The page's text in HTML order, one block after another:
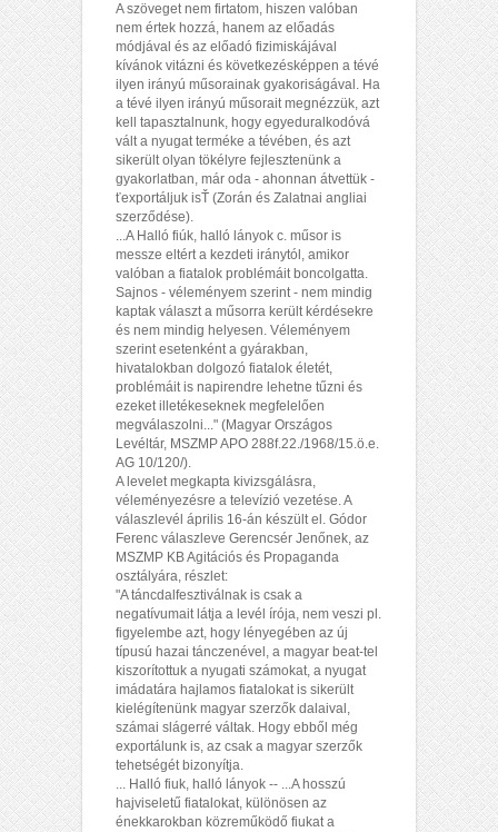
A szöveget nem firtatom, hiszen valóban
nem értek hozzá, hanem az előadás
módjával és az előadó fizimiskájával
kívánok vitázni és következésképpen a tévé
ilyen irányú műsorainak gyakoriságával. Ha
a tévé ilyen irányú műsorait megnézzük, azt
kell tapasztalnunk, hogy egyeduralkodóvá
vált a nyugat terméke a tévében, és azt
sikerült olyan tökélyre fejlesztenünk a
gyakorlatban, már oda - ahonnan átvettük -
ťexportáljuk isŤ (Zorán és Zalatnai angliai
szerződése).
...A Halló fiúk, halló lányok c. műsor is
messze eltért a kezdeti iránytól, amikor
valóban a fiatalok problémáit boncolgatta.
Sajnos - véleményem szerint - nem mindig
kaptak választ a műsorra került kérdésekre
és nem mindig helyesen. Véleményem
szerint esetenként a gyárakban,
hivatalokban dolgozó fiatalok életét,
problémáit is napirendre lehetne tűzni és
ezeket illetékeseknek megfelelően
megválaszolni..." (Magyar Országos
Levéltár, MSZMP APO 288f.22./1968/15.ö.e.
AG 10/120/).
A levelet megkapta kivizsgálásra,
véleményezésre a televízió vezetése. A
válaszlevél április 16-án készült el. Gódor
Ferenc válaszleve Gerencsér Jenőnek, az
MSZMP KB Agitációs és Propaganda
osztályára, részlet:
"A táncdalfesztiválnak is csak a
negatívumait látja a levél írója, nem veszi pl.
figyelembe azt, hogy lényegében az új
típusú hazai tánczenével, a magyar beat-tel
kiszorítottuk a nyugati számokat, a nyugat
imádatára hajlamos fiatalokat is sikerült
kielégítenünk magyar szerzők dalaival,
számai slágerré váltak. Hogy ebből még
exportálunk is, az csak a magyar szerzők
tehetségét bizonyítja.
... Halló fiuk, halló lányok -- ...A hosszú
hajviseletű fiatalokat, különösen az
énekkarokban közreműködő fiukat a